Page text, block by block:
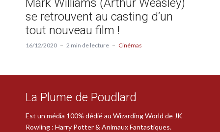
Mark Williams (Arthur Weasley)
se retrouvent au casting d’un
tout nouveau film !
16/12/2020 2 min de lecture Cinémas
La Plume de Poudlard
Est un média 100% dédié au Wizarding World de JK
Rowling : Harry Potter & Animaux Fantastiques.